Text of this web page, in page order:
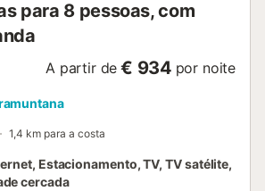
para 8 pessoas, com
A partir de € 934 por noite
1,4 km para a costa
Estacionamento, TV, TV satélite,
cercada